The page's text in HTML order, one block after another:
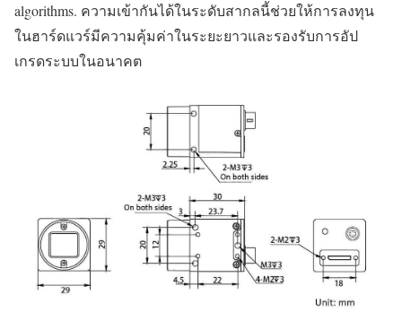
algorithms. ความเข้ากันได้ในระดับสากลนี้ช่วยให้การลงทุน
ในฮาร์ดแวร์มีความคุ้มค่าในระยะยาวและรองรับการอัป
เกรดระบบในอนาคต